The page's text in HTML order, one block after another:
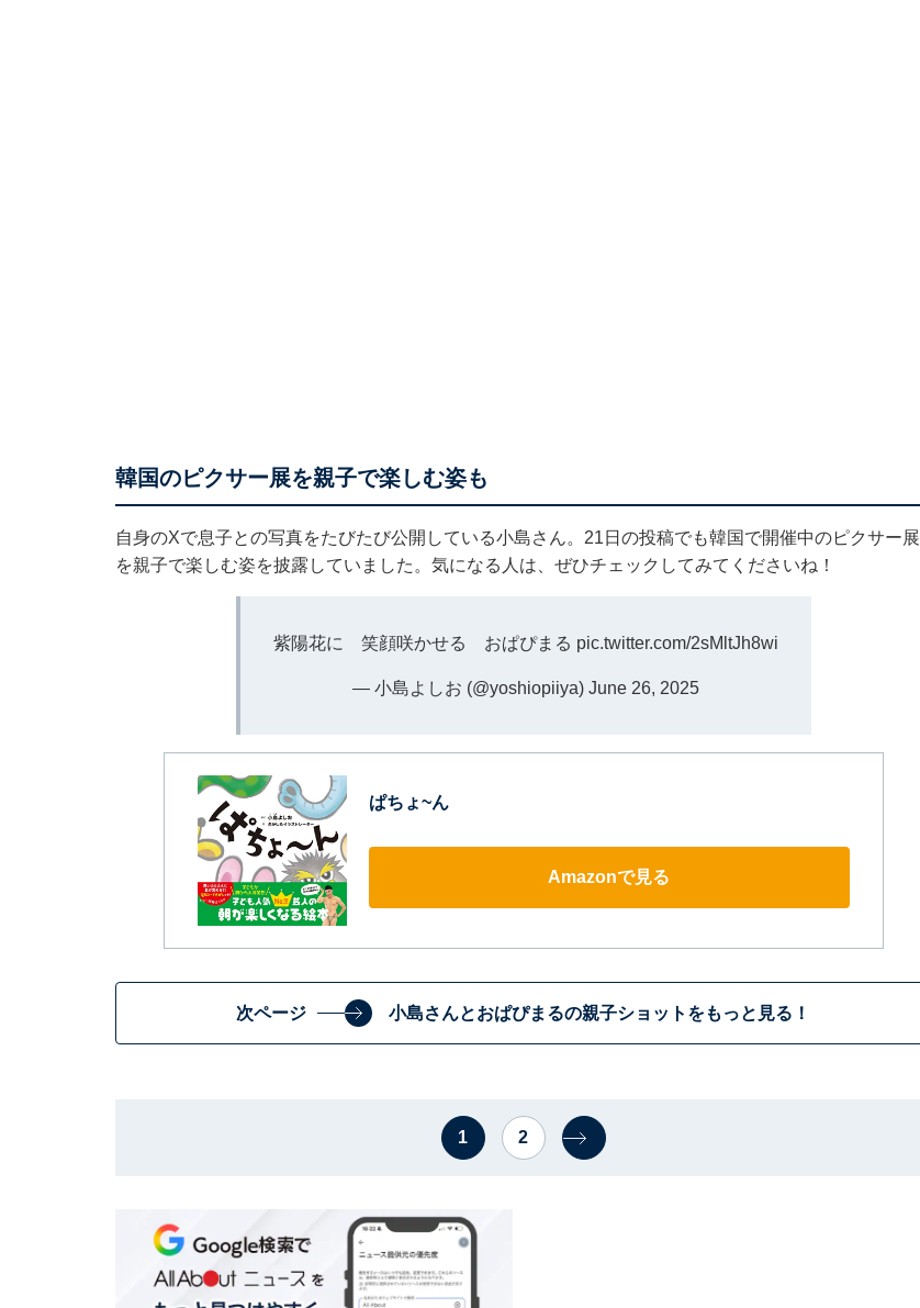
韓国のピクサー展を親子で楽しむ姿も
自身のXで息子との写真をたびたび公開している小島さん。21日の投稿でも韓国で開催中のピクサー展
を親子で楽しむ姿を披露していました。気になる人は、ぜひチェックしてみてくださいね！
紫陽花に 笑顔咲かせる おぱぴまる pic.twitter.com/2sMltJh8wi
— 小島よしお (@yoshiopiiya) June 26, 2025
ぱちょ~ん
Amazonで見る
次ページ 小島さんとおぱぴまるの親子ショットをもっと見る！
1 2